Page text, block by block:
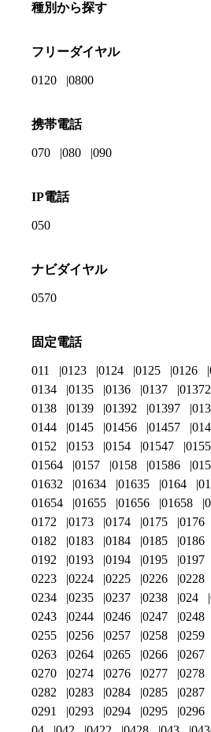
種別から探す
フリーダイヤル
0120 0800
携帯電話
070 080 090
IP電話
050
ナビダイヤル
0570
固定電話
011 0123 0124 0125 0126
0134
0135 0136 0137 01372
0138
0139 01392 01397
0144
0145 01456 01457
0152
0153 0154 01547 0155
01564
0157 0158 01586
01632
01634 01635 0164
01654
01655 01656 01658
0172
0173 0174 0175 0176
0182
0183 0184 0185 0186
0192
0193 0194 0195 0197
0223
0224 0225 0226 0228
0234
0235 0237 0238 024
0243
0244 0246 0247 0248
0255
0256 0257 0258 0259
0263
0264 0265 0266 0267
0270
0274 0276 0277 0278
0282
0283 0284 0285 0287
0291
0293 0294 0295 0296